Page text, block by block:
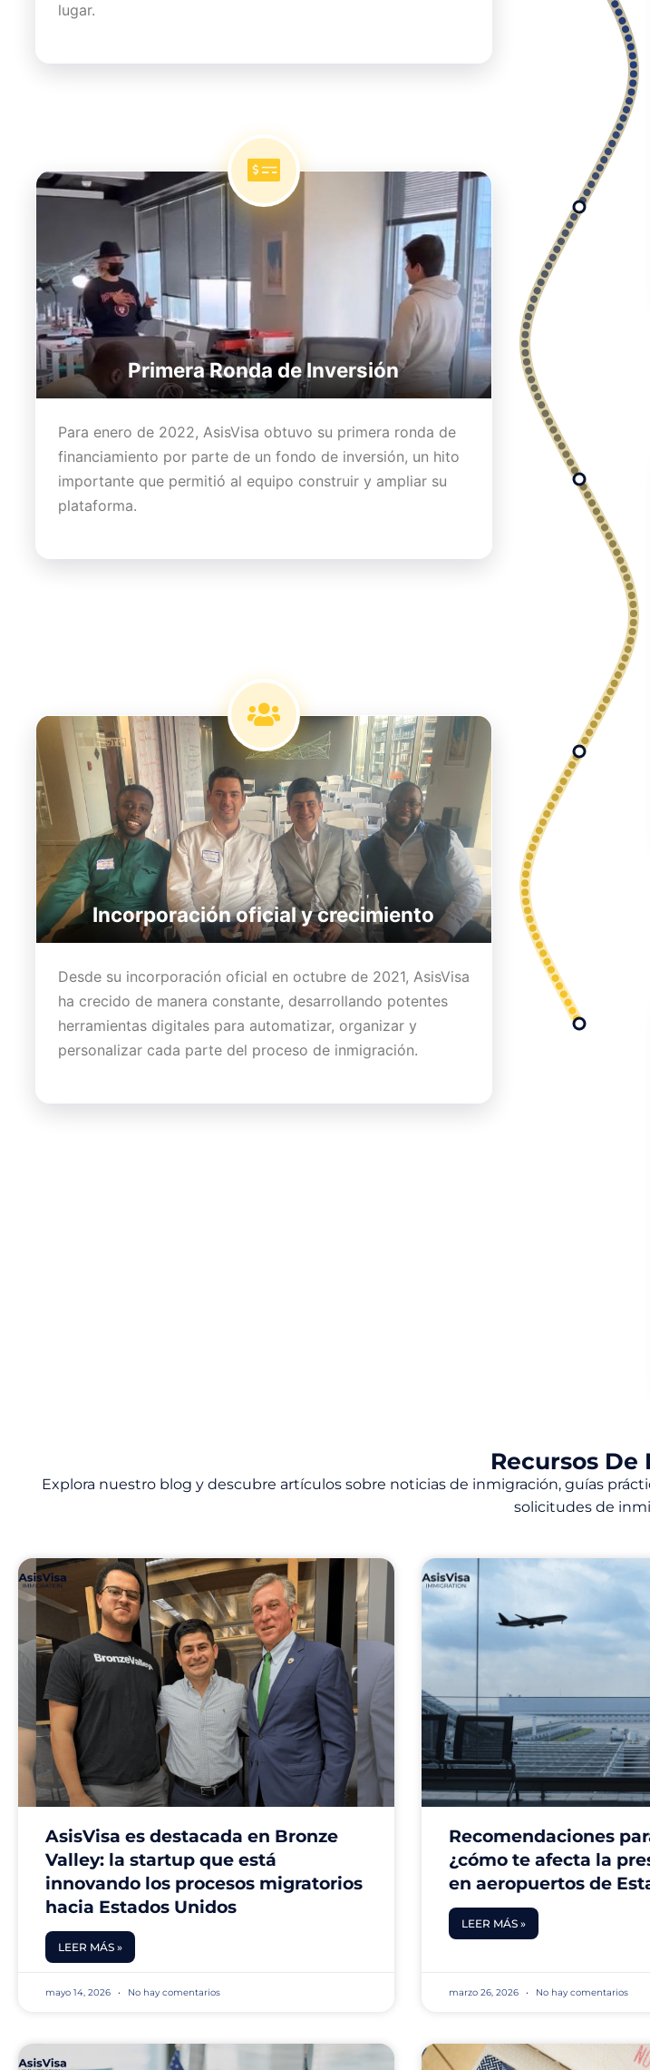
lugar.
Primera Ronda de Inversión
Para enero de 2022, AsisVisa obtuvo su primera ronda de
financiamiento por parte de un fondo de inversión, un hito
importante que permitió al equipo construir y ampliar su
plataforma.
Incorporación oficial y crecimiento
Desde su incorporación oficial en octubre de 2021, AsisVisa
ha crecido de manera constante, desarrollando potentes
herramientas digitales para automatizar, organizar y
personalizar cada parte del proceso de inmigración.
Recursos De
Explora nuestro blog y descubre artículos sobre noticias de inmigración, guías
solicitudes de
AsisVisa es destacada en Bronze
Valley: la startup que está
innovando los procesos migratorios
hacia Estados Unidos
LEER MÁS »
mayo 14, 2026 No hay comentarios
Recomendaciones
¿cómo te afecta la
en aeropuertos de
LEER MÁS »
marzo 26, 2026 No hay comentarios